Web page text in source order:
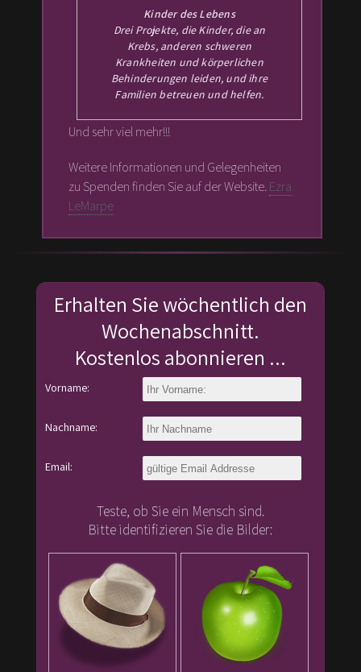
Kinder des Lebens
Drei Projekte, die Kinder, die an
Krebs, anderen schweren
Krankheiten und körperlichen
Behinderungen leiden, und ihre
Familien betreuen und helfen.
Und sehr viel mehr!!!
Weitere Informationen und Gelegenheiten
zu Spenden finden Sie auf der Website.Ezra
LeMarpe
Erhalten Sie wöchentlich den
Wochenabschnitt.
Kostenlos abonnieren ...
Vorname:
Nachname:
Email:
Teste, ob Sie ein Mensch sind.
Bitte identifizieren Sie die Bilder: